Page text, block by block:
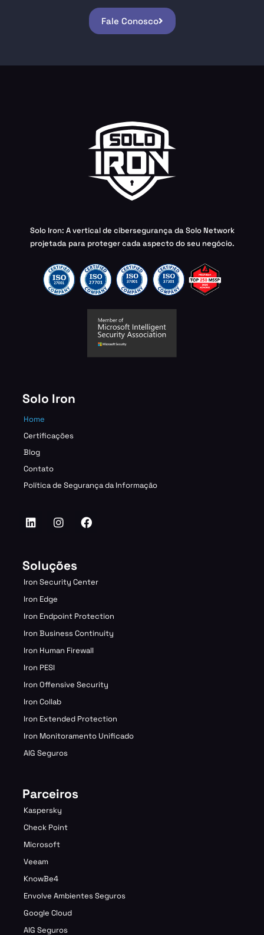
Fale Conosco
Solo Iron: A vertical de cibersegurança da Solo Network
projetada para proteger cada aspecto do seu negócio.
Solo Iron
Home
Certificações
Blog
Contato
Política de Segurança da Informação
Soluções
Iron Security Center
Iron Edge
Iron Endpoint Protection
Iron Business Continuity
Iron Human Firewall
Iron PESI
Iron Offensive Security
Iron Collab
Iron Extended Protection
Iron Monitoramento Unificado
AIG Seguros
Parceiros
Kaspersky
Check Point
Microsoft
Veeam
KnowBe4
Envolve Ambientes Seguros
Google Cloud
AIG Seguros